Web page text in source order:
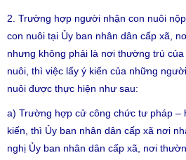
2. Trường hợp người nhận con nuôi
con nuôi tại Ủy ban nhân dân cấp xã,
nhưng không phải là nơi thường trú
nuôi, thì việc lấy ý kiến của những
nuôi được thực hiện như sau:
a) Trường hợp cử công chức tư pháp –
kiến, thì Ủy ban nhân dân cấp xã nơi
nghị Ủy ban nhân dân cấp xã, nơi